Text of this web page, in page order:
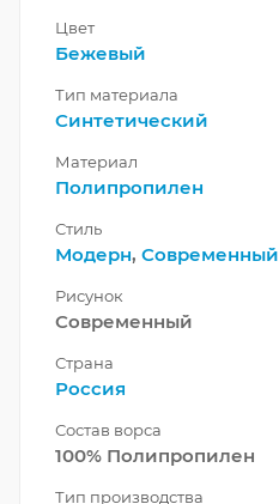
Цвет
Бежевый
Тип материала
Синтетический
Материал
Полипропилен
Стиль
Модерн, Современный
Рисунок
Современный
Страна
Россия
Состав ворса
100% Полипропилен
Тип производства